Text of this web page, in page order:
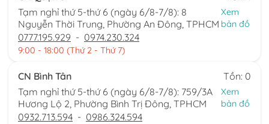
Tạm nghỉ thứ 5-thứ 6 (ngày 6/8-7/8): 8
Nguyễn Thời Trung, Phường An Đông, TPHCM
Xem
bản đồ
0777.195.929 - 0974.230.324
9:00 - 18:00 (Thứ 2 - Thứ 7)
CN Bình Tân
Tồn: 0
Tạm nghỉ thứ 5-thứ 6 (ngày 6/8-7/8): 759/3A
Hương Lộ 2, Phường Bình Trị Đông, TPHCM
Xem
bản đồ
0932.713.594 - 0986.324.594